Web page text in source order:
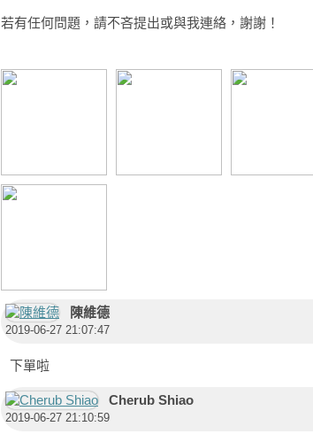
若有任何問題，請不吝提出或與我連絡，謝謝！
陳維德
2019-06-27 21:07:47
下單啦
Cherub Shiao
2019-06-27 21:10:59